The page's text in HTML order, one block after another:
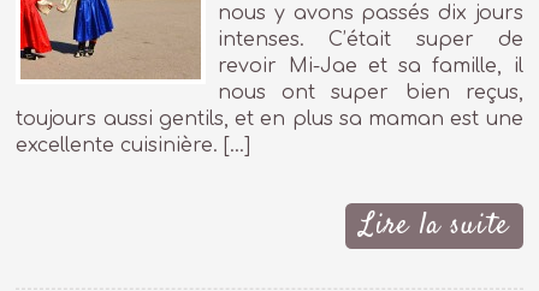
nous y avons passés dix jours
intenses. C’était super de
revoir Mi-Jae et sa famille, il
nous ont super bien reçus,
toujours aussi gentils, et en plus sa maman est une
excellente cuisinière. […]
Lire la suite